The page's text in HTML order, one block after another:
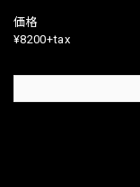
価格
¥8200+tax